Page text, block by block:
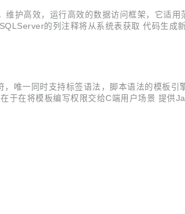
护高效，运行高效的数据访问框架，它适
的列注释将从系统表获取 代码生成
唯一同时支持标签语法，脚本语法的模板
于在将模板编写权限交给C端用户场景 提